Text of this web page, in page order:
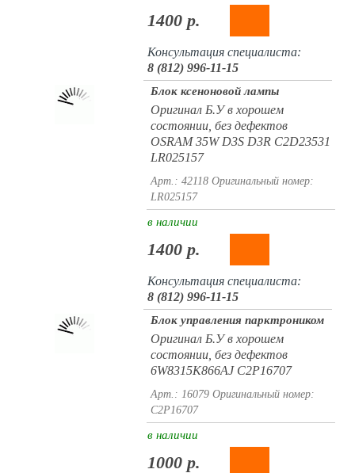
1400 р.
Консультация специалиста:
8 (812) 996-11-15
Блок ксеноновой лампы
Оригинал Б.У в хорошем
состоянии, без дефектов
OSRAM 35W D3S D3R C2D23531
LR025157
Арт.: 42118 Оригинальный номер:
LR025157
в наличии
1400 р.
Консультация специалиста:
8 (812) 996-11-15
Блок управления парктроником
Оригинал Б.У в хорошем
состоянии, без дефектов
6W8315K866AJ C2P16707
Арт.: 16079 Оригинальный номер:
C2P16707
в наличии
1000 р.